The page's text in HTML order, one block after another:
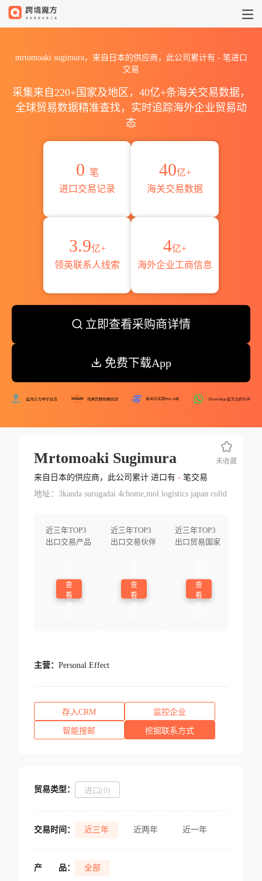
mrtomoaki sugimura，来自日本的供应商，此公司累计有 -笔进口
交易
采集来自220+国家及地区，40亿+条海关交易数据，
全球贸易数据精准查找，实时追踪海外企业贸易动
态
0 笔
进口交易记录
40亿+
海关交易数据
3.9亿+
领英联系人线索
4亿+
海外企业工商信息
立即查看采购商详情
免费下载App
Mrtomoaki Sugimura
来自日本的供应商，此公司累计 进口有 -笔交易
地址：3kanda surugadai 4chome,mol logistics japan coltd
近三年TOP3
出口交易产品
查
看
近三年TOP3
出口交易伙伴
查
看
近三年TOP3
出口贸易国家
查
看
未收藏
主营： Personal Effect
存入CRM 监控企业
智能搜邮 挖掘联系方式
贸易类型： 进口(0)
交易时间： 近三年 近两年 近一年
产 品： 全部